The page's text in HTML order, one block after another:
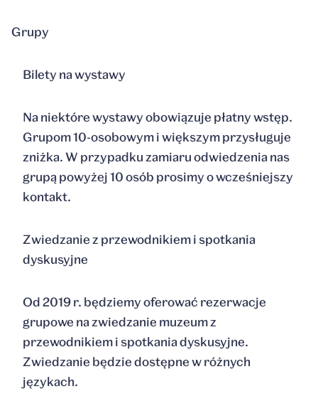
Grupy
Bilety na wystawy
Na niektóre wystawy obowiązuje płatny wstęp.
Grupom 10-osobowym i większym przysługuje
zniżka. W przypadku zamiaru odwiedzenia nas
grupą powyżej 10 osób prosimy o wcześniejszy
kontakt.
Zwiedzanie z przewodnikiem i spotkania
dyskusyjne
Od 2019 r. będziemy oferować rezerwacje
grupowe na zwiedzanie muzeum z
przewodnikiem i spotkania dyskusyjne.
Zwiedzanie będzie dostępne w różnych
językach.